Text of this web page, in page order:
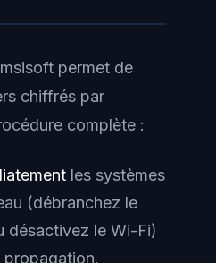
permet de
chiffrés par
complète :
les systèmes
(débranchez le
désactivez le Wi-Fi)